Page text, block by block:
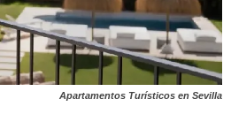
Apartamentos Turísticos en Sevilla